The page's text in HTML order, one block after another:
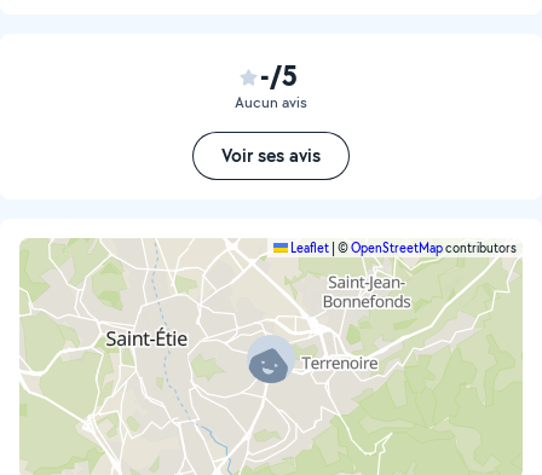
-/5
Aucun avis
Voir ses avis
Leaflet ©OpenStreetMapcontributors